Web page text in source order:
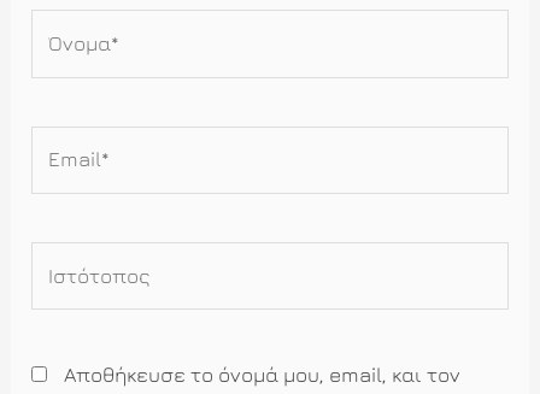
Αποθήκευσε το όνομά μου, email, και τον